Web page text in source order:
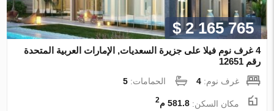
$ 2 165 765
4 غرف نوم فيلا على جزيرة السعديات, الإمارات العربية المتحدة
رقم 12651
غرف نوم:4 الحمامات:5
مكان السكن:581.8 م 2